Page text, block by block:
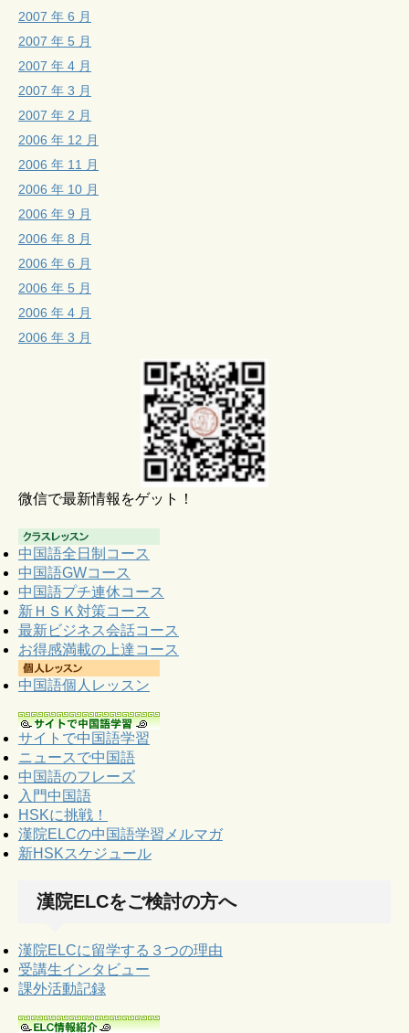
2007 年 6 月
2007 年 5 月
2007 年 4 月
2007 年 3 月
2007 年 2 月
2006 年 12 月
2006 年 11 月
2006 年 10 月
2006 年 9 月
2006 年 8 月
2006 年 6 月
2006 年 5 月
2006 年 4 月
2006 年 3 月
微信で最新情報をゲット！
中国語全日制コース
中国語GWコース
中国語プチ連休コース
新ＨＳＫ対策コース
最新ビジネス会話コース
お得感満載の上達コース
中国語個人レッスン
サイトで中国語学習
ニュースで中国語
中国語のフレーズ
入門中国語
HSKに挑戦！
漢院ELCの中国語学習メルマガ
新HSKスケジュール
漢院ELCをご検討の方へ
漢院ELCに留学する３つの理由
受講生インタビュー
課外活動記録